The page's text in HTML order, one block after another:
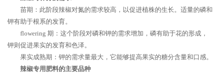
苗期：此阶段辣椒对氮的需求较高，以促进植株的生长。适量的磷和
钾有助于根系的发育。
flowering 期：这个阶段对磷和钾的需求增加，磷有助于花的形成，
钾则促进果实的发育和色泽。
果实成熟期：钾的需求量最大，它能够提高果实的糖分含量和口感。
辣椒专用肥料的主要品种